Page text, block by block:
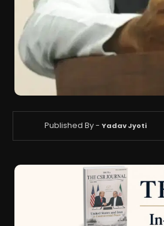
Published By - Yadav Jyoti